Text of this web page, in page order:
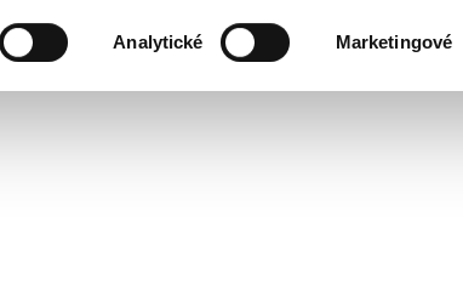
Analytické Marketingové